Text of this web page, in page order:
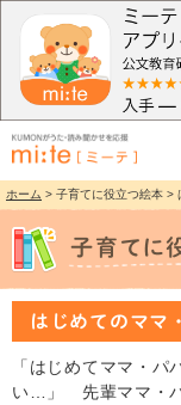
ホーム > 子育てに役立つ絵本 >
はじめてのママ
「はじめてママ・
い…」 先輩ママ・パ